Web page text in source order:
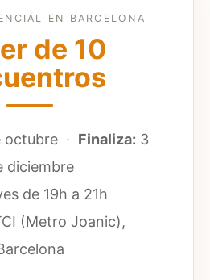
EN BARCELONA
de 10
octubre · Finaliza: 3
diciembre
de 19h a 21h
(Metro Joanic),